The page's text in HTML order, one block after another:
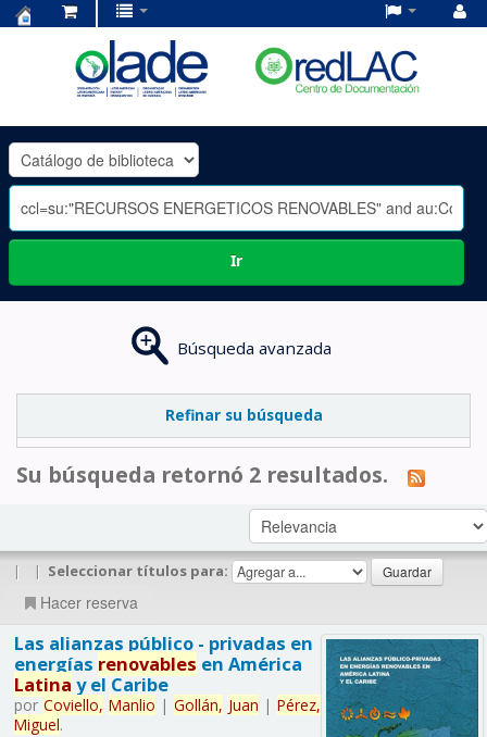
OLADE
-
Ir
Búsqueda avanzada
Refinar su búsqueda
Su búsqueda retornó 2 resultados.
| | Seleccionar títulos para:
Hacer reserva
Las alianzas público - privadas en
energías renovables en América
Latina y el Caribe
por Coviello, Manlio | Gollán, Juan | Pérez,
Miguel.